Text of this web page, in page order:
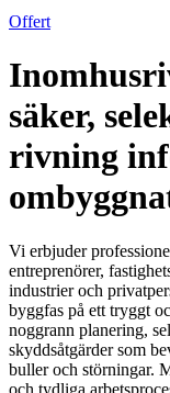
Offert
säker,
rivning
Vi erbjuder
entreprenörer,
industrier och
byggfas på ett tryggt
noggrann planering,
skyddsåtgärder som
buller och störningar.
och tydliga